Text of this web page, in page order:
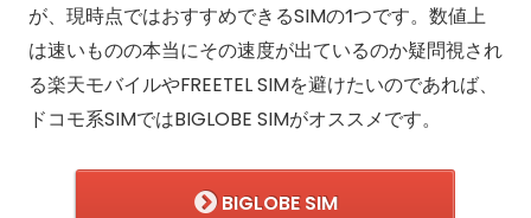
が、現時点ではおすすめできるSIMの1つです。数値上
は速いものの本当にその速度が出ているのか疑問視され
る楽天モバイルやFREETEL SIMを避けたいのであれば、
ドコモ系SIMではBIGLOBE SIMがオススメです。
BIGLOBE SIM